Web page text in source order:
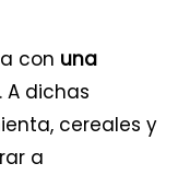
con una
. A dichas
cereales y
a